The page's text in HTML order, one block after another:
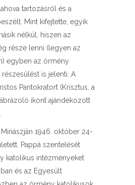
tartozásról és a
Mint kifejtette, egyik
nélkül, hiszen az
része lenni (legyen az
egyben az örmény
is jelenti. A
Pantokratort (Krisztus, a
ikont ajándékozott
Minászján 1946. október 24-
Pappá szentelését
katolikus intézményeket
és az Egyesült